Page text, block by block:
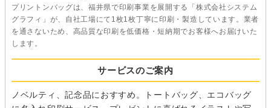
プリントンバッグは、福井県で印刷事業を展開する「株式会社システム
グラフィ」が、自社工場にて1枚1枚丁寧に印刷・製造しています。業者
を通さないため、高品質な印刷を低価格・短納期でお客様へお届けいた
します。
サービスのご案内
ノベルティ、記念品におすすめ。トートバッグ、エコバッグ